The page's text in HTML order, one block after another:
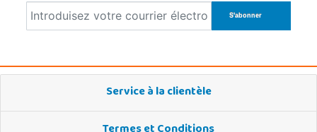
Service à la clientèle